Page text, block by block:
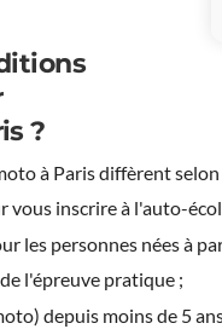
?
à Paris diffèrent
vous inscrire à l'auto-
les personnes nées à
l'épreuve pratique ;
depuis moins de 5